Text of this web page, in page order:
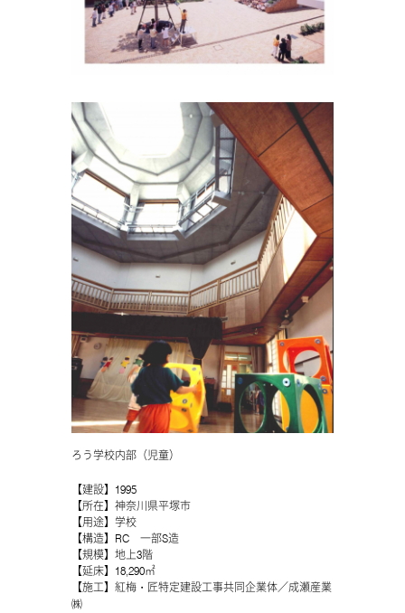
ろう学校内部（児童）
【建設】1995
【所在】神奈川県平塚市
【用途】学校
【構造】RC 一部S造
【規模】地上3階
【延床】18,290㎡
【施工】紅梅・匠特定建設工事共同企業体／成瀬産業
㈱